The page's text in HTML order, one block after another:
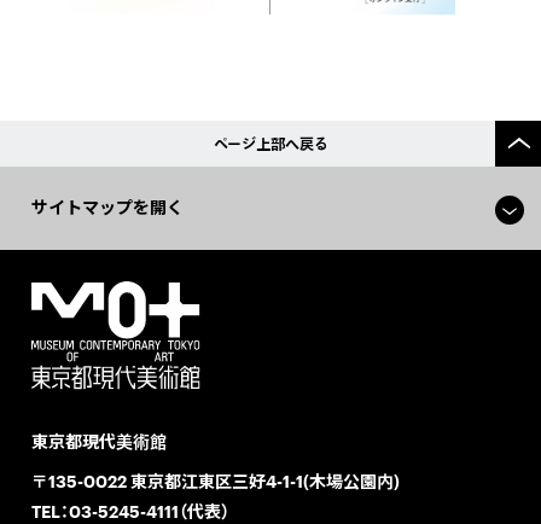
ページ上部へ戻る
サイトマップを開く
東京都現代美術館
〒135-0022 東京都江東区三好4-1-1(木場公園内)
TEL：03-5245-4111（代表）